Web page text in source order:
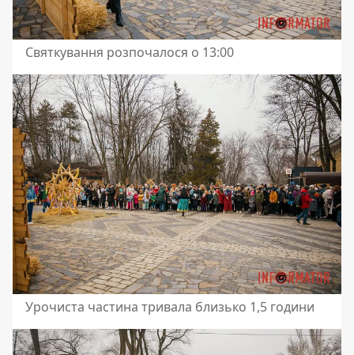
Святкування розпочалося о 13:00
Урочиста частина тривала близько 1,5 години